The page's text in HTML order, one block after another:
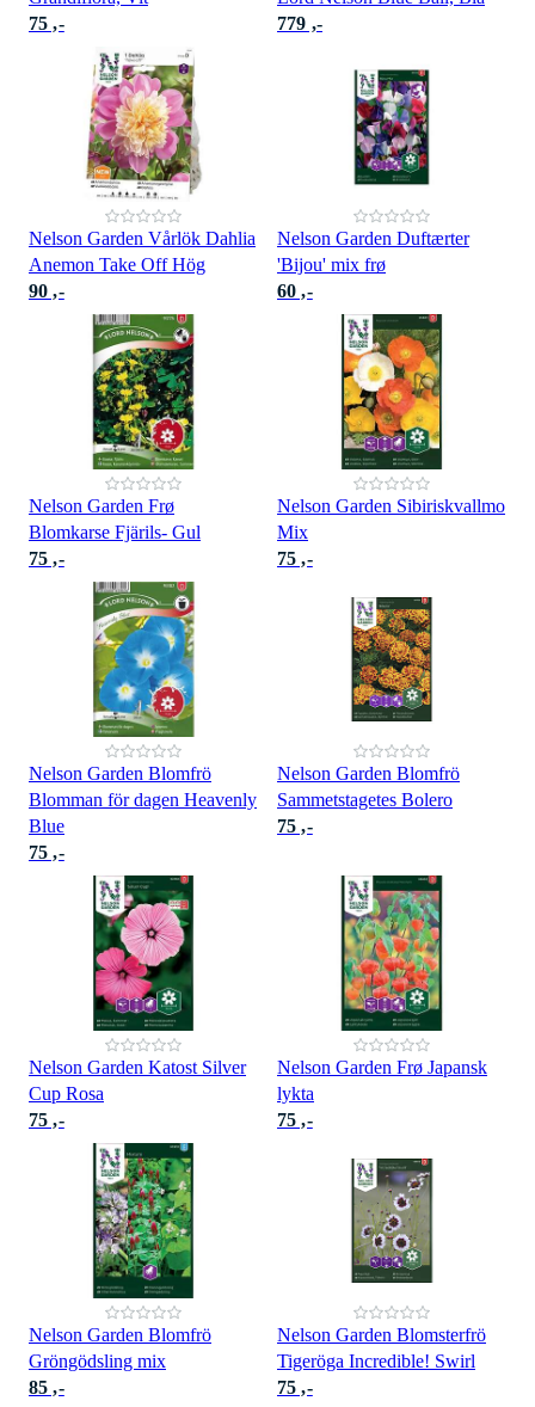
75 ,-
779 ,-
Nelson Garden Vårlök Dahlia
Anemon Take Off Hög
90 ,-
Nelson Garden Duftærter
'Bijou' mix frø
60 ,-
Nelson Garden Frø
Blomkarse Fjärils- Gul
75 ,-
Nelson Garden Sibiriskvallmo
Mix
75 ,-
Nelson Garden Blomfrö
Blomman för dagen Heavenly
Blue
75 ,-
Nelson Garden Blomfrö
Sammetstagetes Bolero
75 ,-
Nelson Garden Katost Silver
Cup Rosa
75 ,-
Nelson Garden Frø Japansk
lykta
75 ,-
Nelson Garden Blomfrö
Gröngödsling mix
85 ,-
Nelson Garden Blomsterfrö
Tigeröga Incredible! Swirl
75 ,-